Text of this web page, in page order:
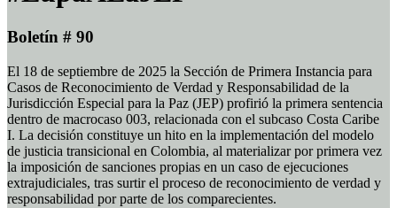
Boletín # 90
El 18 de septiembre de 2025 la Sección de Primera Instancia para
Casos de Reconocimiento de Verdad y Responsabilidad de la
Jurisdicción Especial para la Paz (JEP) profirió la primera sentencia
dentro de macrocaso 003, relacionada con el subcaso Costa Caribe
I. La decisión constituye un hito en la implementación del modelo
de justicia transicional en Colombia, al materializar por primera vez
la imposición de sanciones propias en un caso de ejecuciones
extrajudiciales, tras surtir el proceso de reconocimiento de verdad y
responsabilidad por parte de los comparecientes.